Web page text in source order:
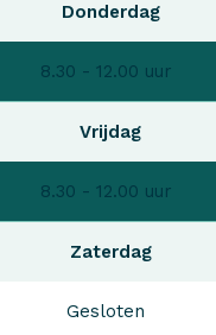
Donderdag
8.30 - 12.00 uur
Vrijdag
8.30 - 12.00 uur
Zaterdag
Gesloten